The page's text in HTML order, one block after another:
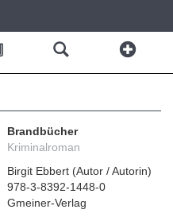
Brandbücher
Kriminalroman
Birgit Ebbert (Autor / Autorin)
978-3-8392-1448-0
Gmeiner-Verlag